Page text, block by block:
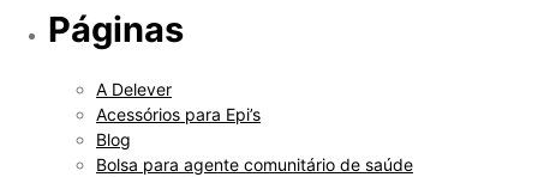
Páginas
A Delever
Acessórios para Epi’s
Blog
Bolsa para agente comunitário de saúde